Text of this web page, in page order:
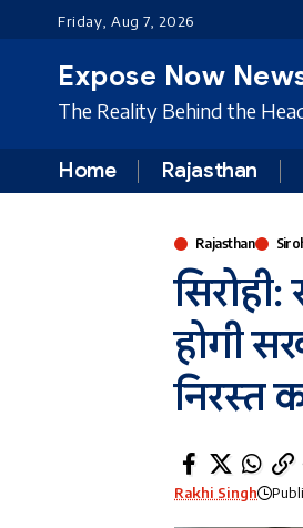
Friday, Aug 7, 2026
Expose Now
The Reality Behind the
Home Rajasthan
Rajasthan
होगी
निरस्त
Rakhi Singh